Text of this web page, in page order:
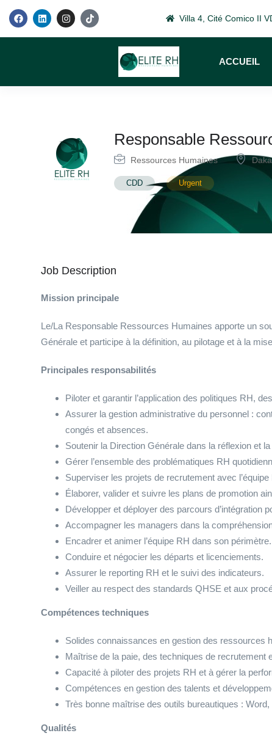
Villa 4, Cité Comico II
ACCUEIL
Responsable
Ressources Humaines
CDD Urgent
Job Description
Mission principale
Le/La Responsable Ressources Humaines apporte un
Générale et participe à la définition, au pilotage et à la
Principales responsabilités
Piloter et garantir l’application des politiques RH,
Assurer la gestion administrative du personnel :
congés et absences.
Soutenir la Direction Générale dans la réflexion et
Gérer l’ensemble des problématiques RH
Superviser les projets de recrutement avec
Élaborer, valider et suivre les plans de promotion
Développer et déployer des parcours d’intégration
Accompagner les managers dans la
Encadrer et animer l’équipe RH dans son périmètre.
Conduire et négocier les départs et licenciements.
Assurer le reporting RH et le suivi des indicateurs.
Veiller au respect des standards QHSE et aux
Compétences techniques
Solides connaissances en gestion des ressources
Maîtrise de la paie, des techniques de recrutement
Capacité à piloter des projets RH et à gérer la
Compétences en gestion des talents et
Très bonne maîtrise des outils bureautiques :
Qualités